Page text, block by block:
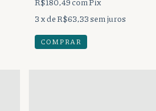
3x deR$63,33sem juros
COMPRAR